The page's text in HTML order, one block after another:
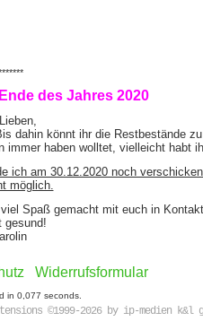
des Jahres 2020
Lieben,
dahin könnt ihr die Restbestände
immer haben wolltet, vielleicht habt
ich am 30.12.2020 noch
möglich.
Spaß gemacht mit euch in
gesund!
Widerrufsformular
in 0,077 seconds.
©1999-2026 by ip-medien k&l